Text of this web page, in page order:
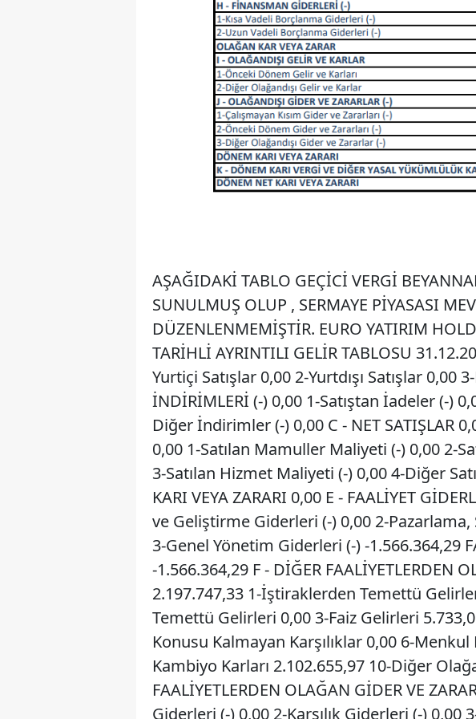
AŞAĞIDAKİ TABLO GEÇİCİ VERGİ
SUNULMUŞ OLUP , SERMAYE PİYASASI
DÜZENLENMEMİŞTİR. EURO YATIRIM
TARİHLİ AYRINTILI GELİR TABLOSU
Yurtiçi Satışlar 0,00 2-Yurtdışı Satışlar 0,00
İNDİRİMLERİ (-) 0,00 1-Satıştan İadeler (-)
Diğer İndirimler (-) 0,00 C - NET SATIŞLAR
0,00 1-Satılan Mamuller Maliyeti (-) 0,00 2-
3-Satılan Hizmet Maliyeti (-) 0,00 4-Diğer
KARI VEYA ZARARI 0,00 E - FAALİYET
ve Geliştirme Giderleri (-) 0,00 2-Pazarlama,
3-Genel Yönetim Giderleri (-) -1.566.364,29
-1.566.364,29 F - DİĞER FAALİYETLERDEN
2.197.747,33 1-İştiraklerden Temettü
Temettü Gelirleri 0,00 3-Faiz Gelirleri
Konusu Kalmayan Karşılıklar 0,00 6-Menkul
Kambiyo Karları 2.102.655,97 10-Diğer
FAALİYETLERDEN OLAĞAN GİDER VE
Giderleri (-) 0,00 2-Karşılık Giderleri (-) 0,00